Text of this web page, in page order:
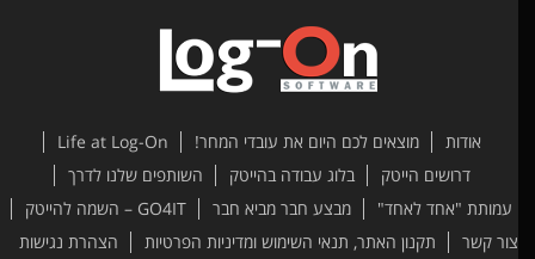
אודות מוצאים לכם היום את עובדי המחר!
Life at Log-On
דרושים הייטק
בלוג עבודה בהייטק
השותפים שלנו לדרך
עמותת "אחד לאחד"
מבצע חבר מביא חבר
GO4IT – השמה להייטק
קשר
תקנון האתר, תנאי השימוש ומדיניות הפרטיות הצהרת נגישות